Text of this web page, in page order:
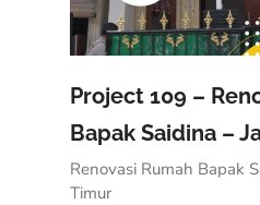
Project 109 –
Bapak Saidina –
Renovasi Rumah Bapak
Timur